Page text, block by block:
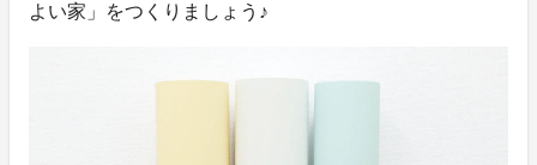
よい家」をつくりましょう♪